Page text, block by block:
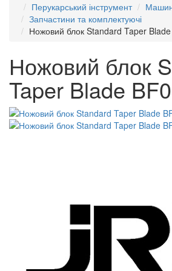
Перукарський інструмент
Запчастини та комплектуючі
Ножовий блок Standard Taper
Ножовий блок
Taper Blade